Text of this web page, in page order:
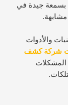
بسمعة جيدة في
والأدوات
شركة كشف